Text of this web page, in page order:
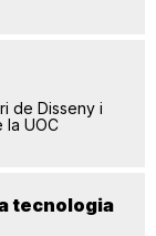
de Disseny i
la UOC
tecnologia